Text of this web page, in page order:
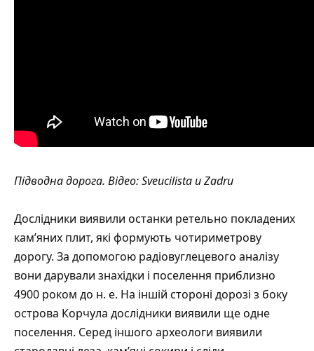
Підводна дорога. Відео: Sveuсilista u Zadru
Дослідники виявили останки ретельно покладених
кам’яних плит, які формують чотириметрову
дорогу. За допомогою радіовуглецевого аналізу
вони дарували знахідки і поселення приблизно
4900 роком до н. е. На іншій стороні дорозі з боку
острова Корчула дослідники виявили ще одне
поселення. Серед іншого археологи виявили